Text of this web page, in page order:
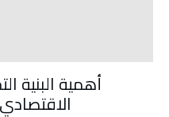
أهمية البنية